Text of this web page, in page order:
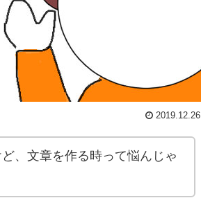
2019.12.26
、文章を作る時って悩んじゃ